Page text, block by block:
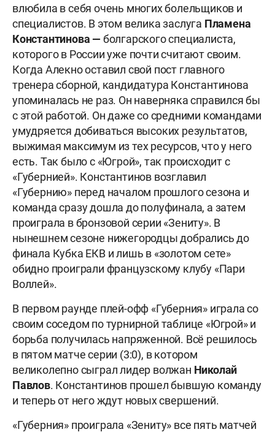
влюбила в себя очень многих болельщиков и
специалистов. В этом велика заслуга Пламена
Константинова — болгарского специалиста,
которого в России уже почти считают своим.
Когда Алекно оставил свой пост главного
тренера сборной, кандидатура Константинова
упоминалась не раз. Он наверняка справился бы
с этой работой. Он даже со средними командами
умудряется добиваться высоких результатов,
выжимая максимум из тех ресурсов, что у него
есть. Так было с «Югрой», так происходит с
«Губернией». Константинов возглавил
«Губернию» перед началом прошлого сезона и
команда сразу дошла до полуфинала, а затем
проиграла в бронзовой серии «Зениту». В
нынешнем сезоне нижегородцы добрались до
финала Кубка ЕКВ и лишь в «золотом сете»
обидно проиграли французскому клубу «Пари
Воллей».
В первом раунде плей-офф «Губерния» играла со
своим соседом по турнирной таблице «Югрой» и
борьба получилась напряженной. Всё решилось
в пятом матче серии (3:0), в котором
великолепно сыграл лидер волжан Николай
Павлов. Константинов прошел бывшую команду
и теперь от него ждут новых свершений.
«Губерния» проиграла «Зениту» все пять матчей